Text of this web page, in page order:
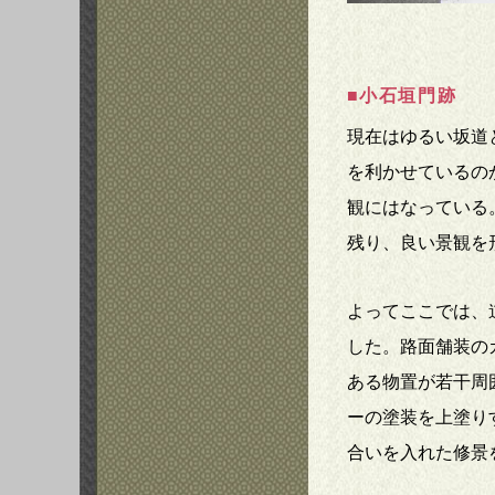
■小石垣門跡
現在はゆるい坂道
を利かせている
観にはなっている
残り、良い景観を
よってここでは
した。路面舗装
ある物置が若干
ーの塗装を上塗
合いを入れた修景